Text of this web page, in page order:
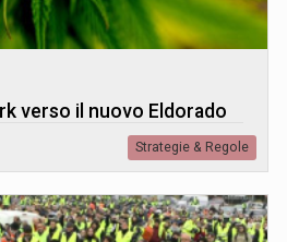
verso il nuovo Eldorado
Strategie & Regole